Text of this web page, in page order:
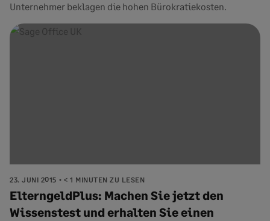
Unternehmer beklagen die hohen Bürokratiekosten.
23. JUNI 2015 < 1 MINUTEN ZU LESEN
ElterngeldPlus: Machen Sie jetzt den
Wissenstest und erhalten Sie einen